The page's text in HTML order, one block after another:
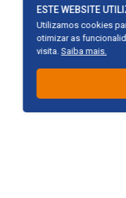
ESTE WEBSITE
Utilizamos cookies
otimizar as
visita.Saiba mais.